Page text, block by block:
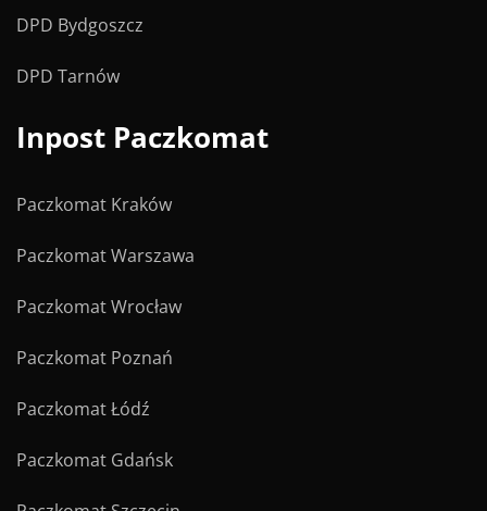
DPD Bydgoszcz
DPD Tarnów
Inpost Paczkomat
Paczkomat Kraków
Paczkomat Warszawa
Paczkomat Wrocław
Paczkomat Poznań
Paczkomat Łódź
Paczkomat Gdańsk